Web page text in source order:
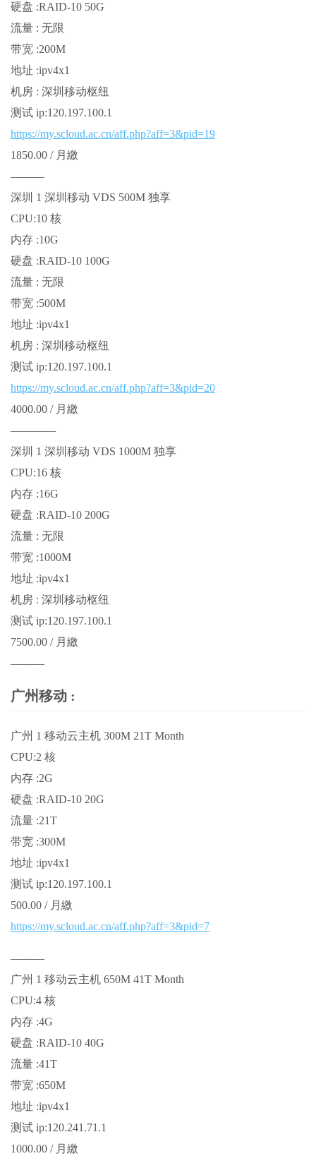
硬盘 :RAID-10 50G
流量 : 无限
带宽 :200M
地址 :ipv4x1
机房 : 深圳移动枢纽
测试 ip:120.197.100.1
https://my.scloud.ac.cn/aff.php?aff=3&pid=19
1850.00 / 月繳
———
深圳 1 深圳移动 VDS 500M 独享
CPU:10 核
内存 :10G
硬盘 :RAID-10 100G
流量 : 无限
带宽 :500M
地址 :ipv4x1
机房 : 深圳移动枢纽
测试 ip:120.197.100.1
https://my.scloud.ac.cn/aff.php?aff=3&pid=20
4000.00 / 月繳
————
深圳 1 深圳移动 VDS 1000M 独享
CPU:16 核
内存 :16G
硬盘 :RAID-10 200G
流量 : 无限
带宽 :1000M
地址 :ipv4x1
机房 : 深圳移动枢纽
测试 ip:120.197.100.1
7500.00 / 月繳
———
广州移动 :
广州 1 移动云主机 300M 21T Month
CPU:2 核
内存 :2G
硬盘 :RAID-10 20G
流量 :21T
带宽 :300M
地址 :ipv4x1
测试 ip:120.197.100.1
500.00 / 月繳
https://my.scloud.ac.cn/aff.php?aff=3&pid=7
———
广州 1 移动云主机 650M 41T Month
CPU:4 核
内存 :4G
硬盘 :RAID-10 40G
流量 :41T
带宽 :650M
地址 :ipv4x1
测试 ip:120.241.71.1
1000.00 / 月繳